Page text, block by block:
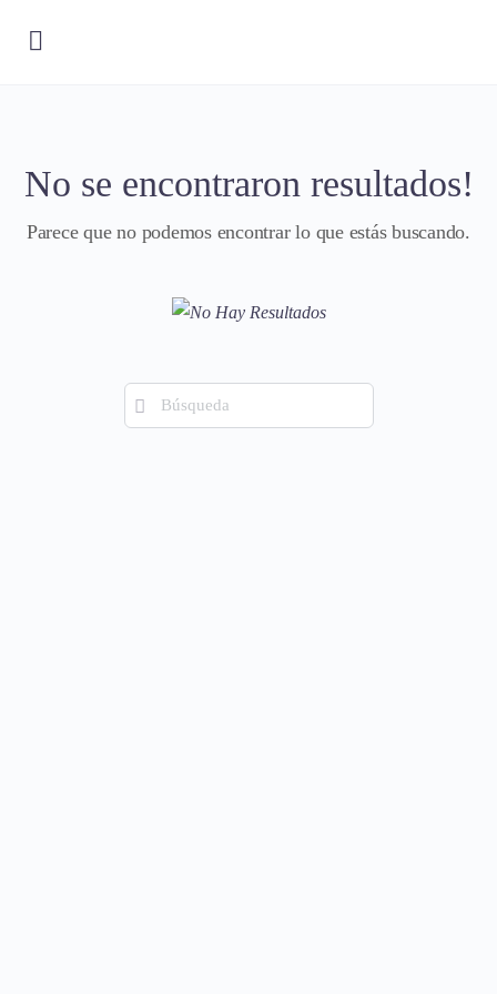
No se encontraron resultados!
Parece que no podemos encontrar lo que estás buscando.
Búsqueda
de: